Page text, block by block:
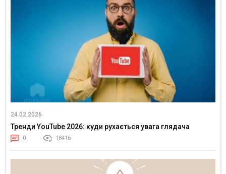
24.02.2026
Тренди YouTube 2026: куди рухається увага глядача
0 18416